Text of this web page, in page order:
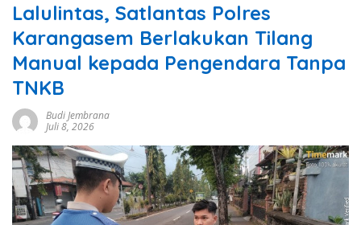
Lalulintas, Satlantas Polres
Karangasem Berlakukan Tilang
Manual kepada Pengendara Tanpa
TNKB
Budi Jembrana
Juli 8, 2026